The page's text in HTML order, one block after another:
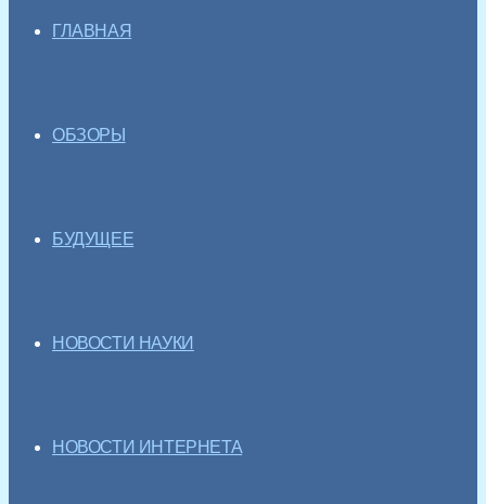
ГЛАВНАЯ
ОБЗОРЫ
БУДУЩЕЕ
НОВОСТИ НАУКИ
НОВОСТИ ИНТЕРНЕТА